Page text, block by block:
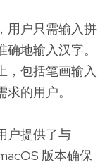
用户只需输入拼
地输入汉字。
，包括笔画输入
的用户。
户提供了与
版本确保